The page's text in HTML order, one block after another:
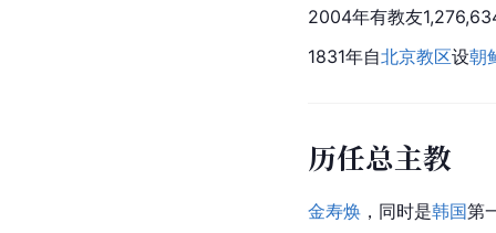
2004年有教友
1831年自北京教区设朝
历任总主教
金寿焕 ，同时是韩国第